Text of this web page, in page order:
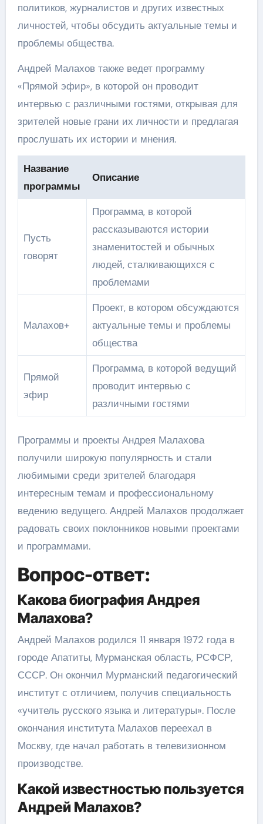
политиков, журналистов и других известных
личностей, чтобы обсудить актуальные темы и
проблемы общества.
Андрей Малахов также ведет программу
«Прямой эфир», в которой он проводит
интервью с различными гостями, открывая для
зрителей новые грани их личности и предлагая
прослушать их истории и мнения.
Название
программы
Описание
Пусть
говорят
Программа, в которой
рассказываются истории
знаменитостей и обычных
людей, сталкивающихся с
проблемами
Малахов+
Проект, в котором обсуждаются
актуальные темы и проблемы
общества
Прямой
эфир
Программа, в которой ведущий
проводит интервью с
различными гостями
Программы и проекты Андрея Малахова
получили широкую популярность и стали
любимыми среди зрителей благодаря
интересным темам и профессиональному
ведению ведущего. Андрей Малахов продолжает
радовать своих поклонников новыми проектами
и программами.
Вопрос-ответ:
Какова биография Андрея
Малахова?
Андрей Малахов родился 11 января 1972 года в
городе Апатиты, Мурманская область, РСФСР,
СССР. Он окончил Мурманский педагогический
институт с отличием, получив специальность
«учитель русского языка и литературы». После
окончания института Малахов переехал в
Москву, где начал работать в телевизионном
производстве.
Какой известностью пользуется
Андрей Малахов?